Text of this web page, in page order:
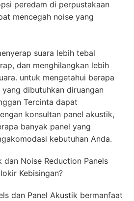
peredam di perpustakaan
mencegah noise yang
suara lebih tebal
dan menghilangkan lebih
untuk mengetahui berapa
dibutuhkan diruangan
Tercinta dapat
konsultan panel akustik,
banyak panel yang
kebutuhan Anda.
dan Noise Reduction Panels
Kebisingan?
dan Panel Akustik bermanfaat